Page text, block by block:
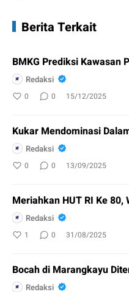
Berita Terkait
BMKG Prediksi Kawasan
Redaksi
0 0 15/12/2025
Kukar Mendominasi
Redaksi
0 0 13/09/2025
Meriahkan HUT RI Ke 80,
Redaksi
1 0 31/08/2025
Bocah di Marangkayu
Redaksi